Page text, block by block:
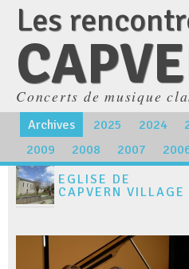
Les
Concerts de musique
Archives 2025 2024
2009
2008 2007
EGLISE DE
CAPVERN VILLAGE